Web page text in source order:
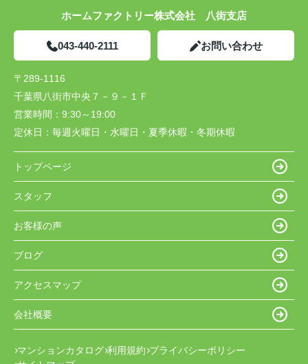
ホームファクトリー株式会社 八街支店
043-440-2111 お問い合わせ
〒289-1116
千葉県八街市中央７－９－１Ｆ
営業時間： 9:30～19:00
定休日： 毎週火曜日・水曜日・夏季休暇・冬期休暇
トップページ
スタッフ
お客様の声
ブログ
アクセスマップ
会社概要
マンションカタログ 利用規約 プライバシーポリシー